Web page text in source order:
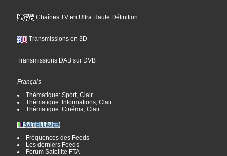
Chaînes TV en Ultra Haute Définition
Transmissions en 3D
Transmissions DAB sur DVB
Français
Thématique: Sport, Clair
Thématique: Informations, Clair
Thématique: Cinéma, Clair
Fréquences des Feeds
Les derniers Feeds
Forum Satellite FTA